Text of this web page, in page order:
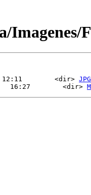
Imagenes/
12:11        <dir> JPG
16:27        <dir>